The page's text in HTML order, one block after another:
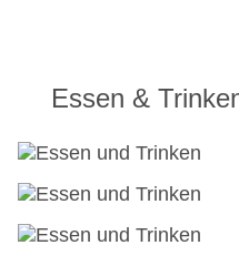
Parkplatz
Check-in von:
Konferenzraum
Garage
Hotelsafe
Essen &